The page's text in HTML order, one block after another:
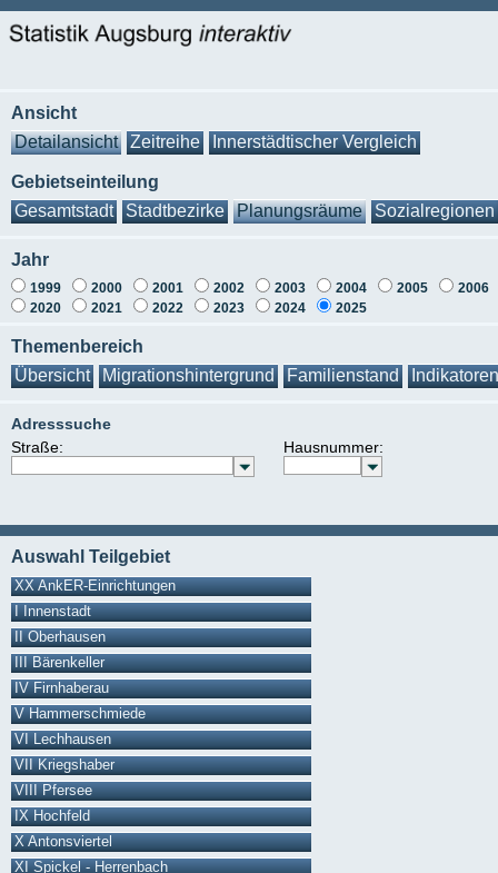
Ansicht
Detailansicht
Zeitreihe Innerstädtischer Vergleich
Gebietseinteilung
Gesamtstadt
Stadtbezirke Planungsräume Sozialregionen
Jahr
1999 2000 2001 2002 2003 2004 2005
2006
2020
2021 2022 2023 2024 2025
Themenbereich
Übersicht
Migrationshintergrund Familienstand Indikatoren
Adresssuche
Straße:
Hausnummer:
Auswahl Teilgebiet
XX AnkER-Einrichtungen
I Innenstadt
II Oberhausen
III Bärenkeller
IV Firnhaberau
V Hammerschmiede
VI Lechhausen
VII Kriegshaber
VIII Pfersee
IX Hochfeld
X Antonsviertel
XI Spickel - Herrenbach